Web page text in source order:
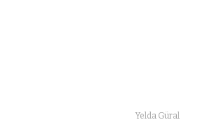
Yelda Güral